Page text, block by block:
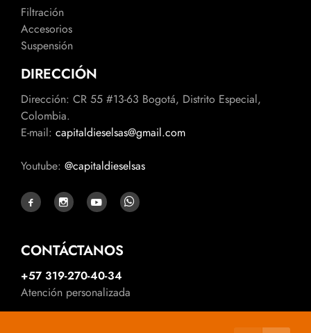
Filtración
Accesorios
Suspensión
DIRECCIÓN
Dirección: CR 55 #13-63 Bogotá, Distrito Especial,
Colombia.
E-mail: capitaldieselsas@gmail.com
Youtube: @capitaldieselsas
CONTÁCTANOS
+57 319-270-40-34
Atención personalizada